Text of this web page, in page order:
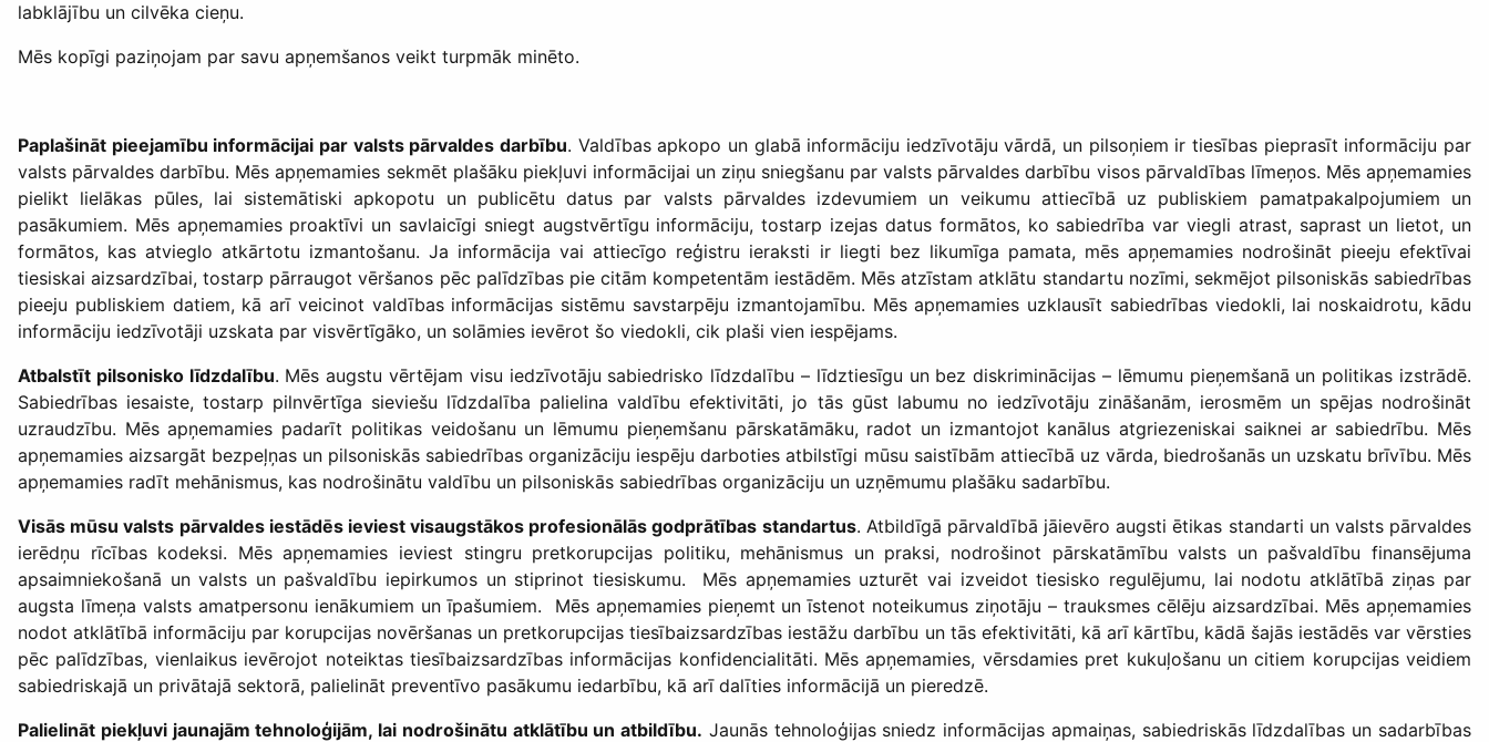
labklājību un cilvēka cieņu.
Mēs kopīgi paziņojam par savu apņemšanos veikt turpmāk minēto.
Paplašināt pieejamību informācijai par valsts pārvaldes darbību. Valdības apkopo un glabā informāciju iedzīvotāju vārdā, un pilsoņiem ir tiesības pieprasīt informāciju par
valsts pārvaldes darbību. Mēs apņemamies sekmēt plašāku piekļuvi informācijai un ziņu sniegšanu par valsts pārvaldes darbību visos pārvaldības līmeņos. Mēs apņemamies
pielikt lielākas pūles, lai sistemātiski apkopotu un publicētu datus par valsts pārvaldes izdevumiem un veikumu attiecībā uz publiskiem pamatpakalpojumiem un
pasākumiem. Mēs apņemamies proaktīvi un savlaicīgi sniegt augstvērtīgu informāciju, tostarp izejas datus formātos, ko sabiedrība var viegli atrast, saprast un lietot, un
formātos, kas atvieglo atkārtotu izmantošanu. Ja informācija vai attiecīgo reģistru ieraksti ir liegti bez likumīga pamata, mēs apņemamies nodrošināt pieeju efektīvai
tiesiskai aizsardzībai, tostarp pārraugot vēršanos pēc palīdzības pie citām kompetentām iestādēm. Mēs atzīstam atklātu standartu nozīmi, sekmējot pilsoniskās sabiedrības
pieeju publiskiem datiem, kā arī veicinot valdības informācijas sistēmu savstarpēju izmantojamību. Mēs apņemamies uzklausīt sabiedrības viedokli, lai noskaidrotu, kādu
informāciju iedzīvotāji uzskata par visvērtīgāko, un solāmies ievērot šo viedokli, cik plaši vien iespējams.
Atbalstīt pilsonisko līdzdalību. Mēs augstu vērtējam visu iedzīvotāju sabiedrisko līdzdalību – līdztiesīgu un bez diskriminācijas – lēmumu pieņemšanā un politikas izstrādē.
Sabiedrības iesaiste, tostarp pilnvērtīga sieviešu līdzdalība palielina valdību efektivitāti, jo tās gūst labumu no iedzīvotāju zināšanām, ierosmēm un spējas nodrošināt
uzraudzību. Mēs apņemamies padarīt politikas veidošanu un lēmumu pieņemšanu pārskatāmāku, radot un izmantojot kanālus atgriezeniskai saiknei ar sabiedrību. Mēs
apņemamies aizsargāt bezpeļņas un pilsoniskās sabiedrības organizāciju iespēju darboties atbilstīgi mūsu saistībām attiecībā uz vārda, biedrošanās un uzskatu brīvību. Mēs
apņemamies radīt mehānismus, kas nodrošinātu valdību un pilsoniskās sabiedrības organizāciju un uzņēmumu plašāku sadarbību.
Visās mūsu valsts pārvaldes iestādēs ieviest visaugstākos profesionālās godprātības standartus. Atbildīgā pārvaldībā jāievēro augsti ētikas standarti un valsts pārvaldes
ierēdņu rīcības kodeksi. Mēs apņemamies ieviest stingru pretkorupcijas politiku, mehānismus un praksi, nodrošinot pārskatāmību valsts un pašvaldību finansējuma
apsaimniekošanā un valsts un pašvaldību iepirkumos un stiprinot tiesiskumu. Mēs apņemamies uzturēt vai izveidot tiesisko regulējumu, lai nodotu atklātībā ziņas par
augsta līmeņa valsts amatpersonu ienākumiem un īpašumiem. Mēs apņemamies pieņemt un īstenot noteikumus ziņotāju – trauksmes cēlēju aizsardzībai. Mēs apņemamies
nodot atklātībā informāciju par korupcijas novēršanas un pretkorupcijas tiesībaizsardzības iestāžu darbību un tās efektivitāti, kā arī kārtību, kādā šajās iestādēs var vērsties
pēc palīdzības, vienlaikus ievērojot noteiktas tiesībaizsardzības informācijas konfidencialitāti. Mēs apņemamies, vērsdamies pret kukuļošanu un citiem korupcijas veidiem
sabiedriskajā un privātajā sektorā, palielināt preventīvo pasākumu iedarbību, kā arī dalīties informācijā un pieredzē.
Palielināt piekļuvi jaunajām tehnoloģijām, lai nodrošinātu atklātību un atbildību. Jaunās tehnoloģijas sniedz informācijas apmaiņas, sabiedriskās līdzdalības un sadarbības